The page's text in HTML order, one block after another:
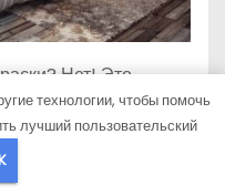
Нет! Это
технологии, чтобы помочь
лучший пользовательский